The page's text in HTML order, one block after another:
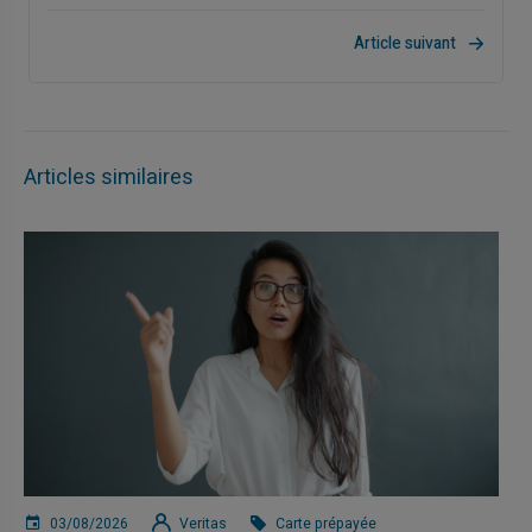
Article suivant
Articles similaires
03/08/2026 Veritas Carte prépayée